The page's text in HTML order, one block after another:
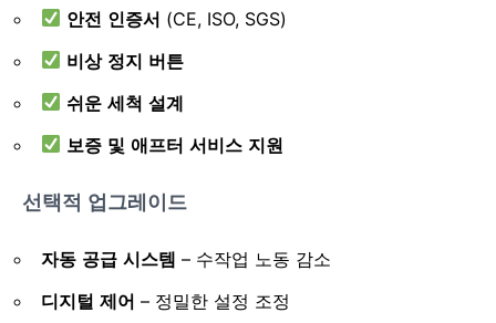
안전 인증서 (CE, ISO, SGS)
비상 정지 버튼
쉬운 세척 설계
보증 및 애프터 서비스 지원
선택적 업그레이드
자동 공급 시스템 – 수작업 노동 감소
디지털 제어 – 정밀한 설정 조정